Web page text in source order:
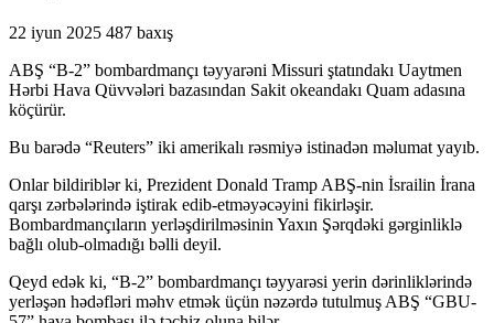
22 iyun 2025 487 baxış
ABŞ “B-2” bombardmançı təyyarəni Missuri ştatındakı Uaytmen
Hərbi Hava Qüvvələri bazasından Sakit okeandakı Quam adasına
köçürür.
Bu barədə “Reuters” iki amerikalı rəsmiyə istinadən məlumat yayıb.
Onlar bildiriblər ki, Prezident Donald Tramp ABŞ-nin İsrailin İrana
qarşı zərbələrində iştirak edib-etməyəcəyini fikirləşir.
Bombardmançıların yerləşdirilməsinin Yaxın Şərqdəki gərginliklə
bağlı olub-olmadığı bəlli deyil.
Qeyd edək ki, “B-2” bombardmançı təyyarəsi yerin dərinliklərində
yerləşən hədəfləri məhv etmək üçün nəzərdə tutulmuş ABŞ “GBU-